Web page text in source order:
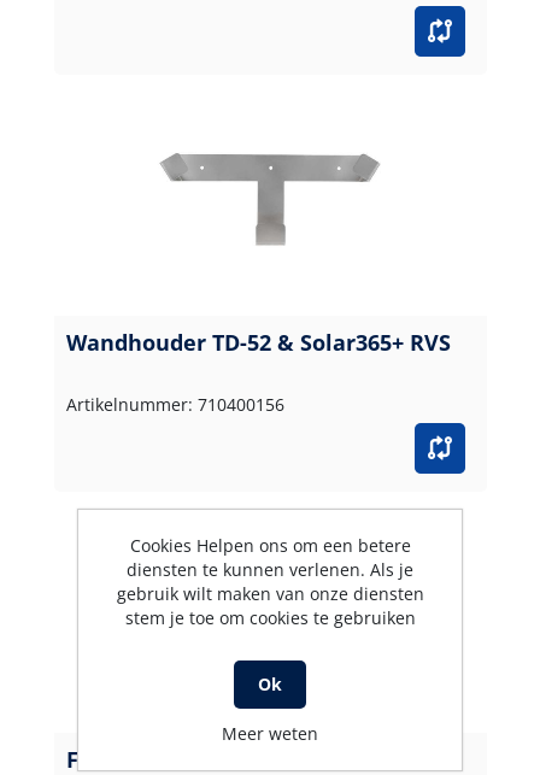
Wandhouder TD-52 & Solar365+ RVS
Artikelnummer: 710400156
FRV 30
Cookies Helpen ons om een betere
diensten te kunnen verlenen. Als je
gebruik wilt maken van onze diensten
stem je toe om cookies te gebruiken
Ok
Meer weten